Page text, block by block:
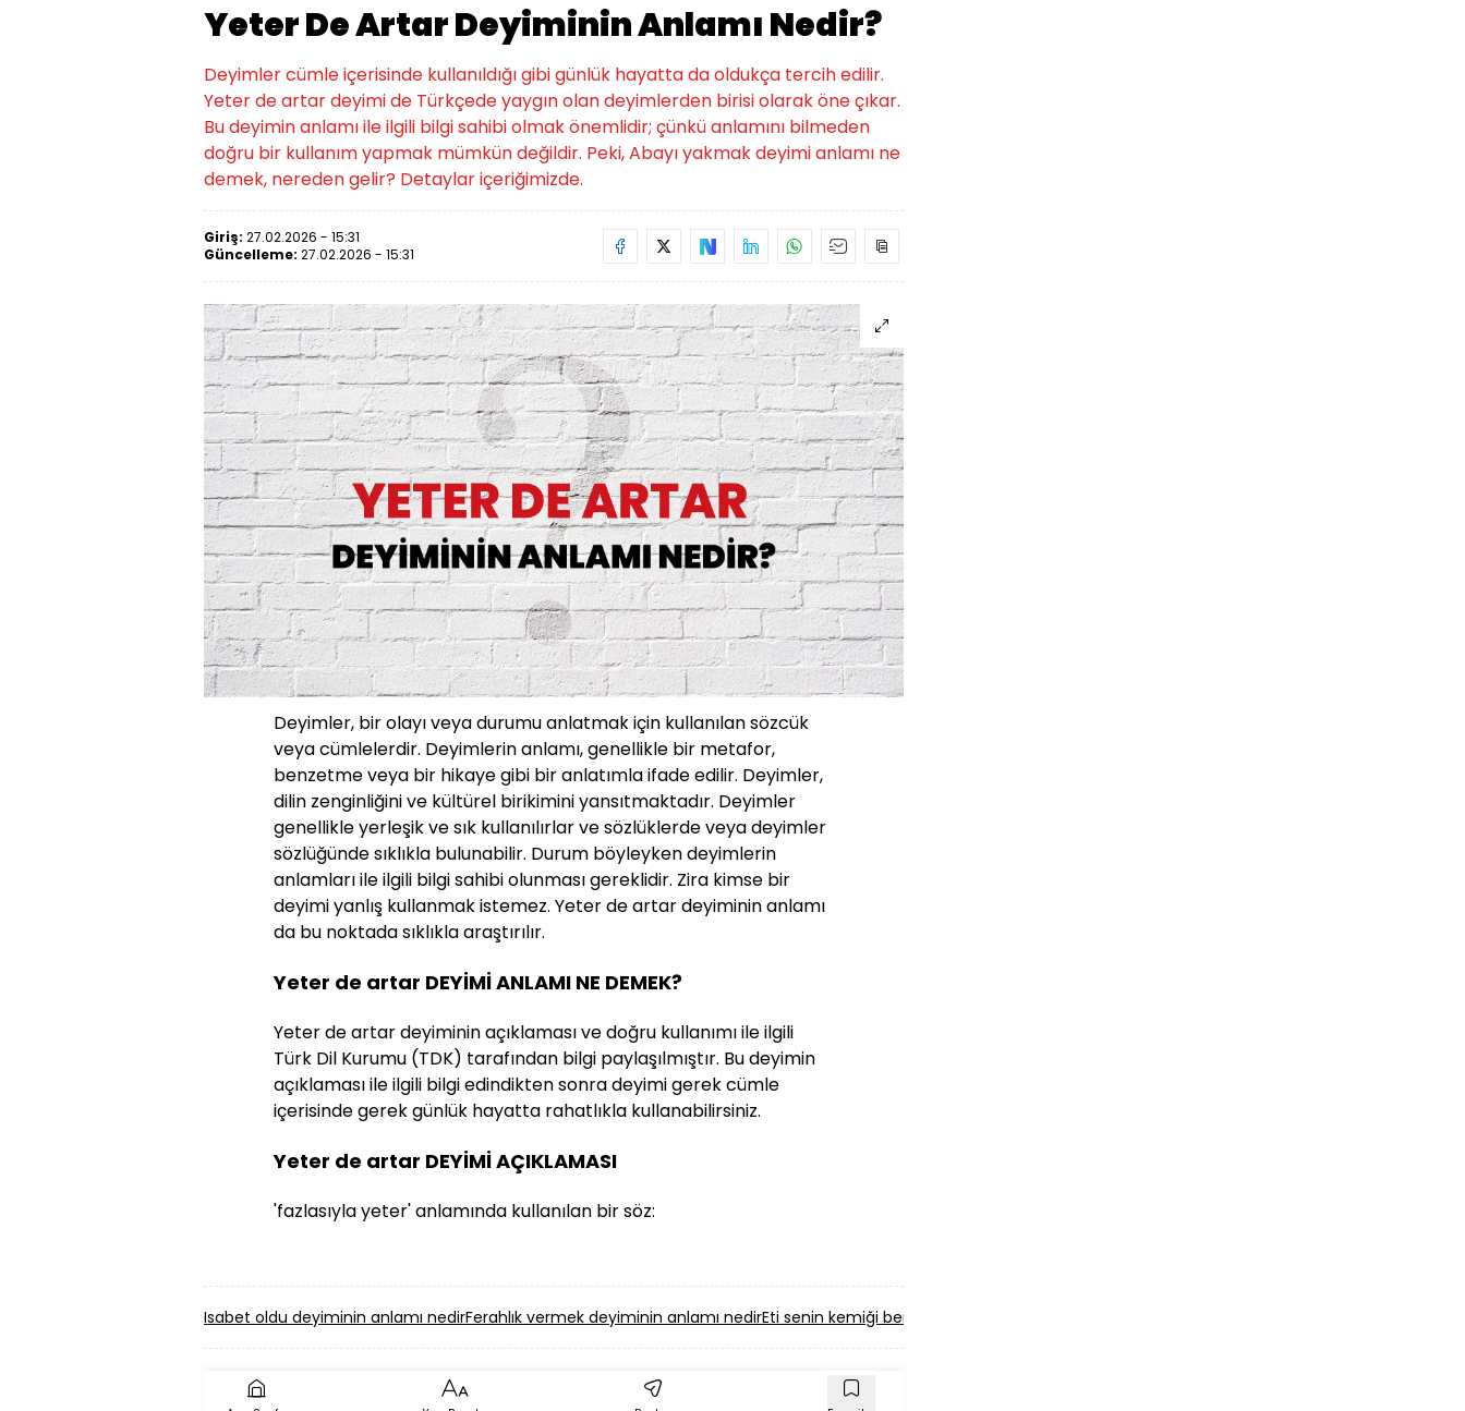
Yeter De Artar Deyiminin Anlamı Nedir?
Deyimler cümle içerisinde kullanıldığı gibi günlük hayatta da oldukça tercih edilir.
Yeter de artar deyimi de Türkçede yaygın olan deyimlerden birisi olarak öne çıkar.
Bu deyimin anlamı ile ilgili bilgi sahibi olmak önemlidir; çünkü anlamını bilmeden
doğru bir kullanım yapmak mümkün değildir. Peki, Abayı yakmak deyimi anlamı ne
demek, nereden gelir? Detaylar içeriğimizde.
Giriş: 27.02.2026 - 15:31
Güncelleme: 27.02.2026 - 15:31
Deyimler, bir olayı veya durumu anlatmak için kullanılan sözcük
veya cümlelerdir. Deyimlerin anlamı, genellikle bir metafor,
benzetme veya bir hikaye gibi bir anlatımla ifade edilir. Deyimler,
dilin zenginliğini ve kültürel birikimini yansıtmaktadır. Deyimler
genellikle yerleşik ve sık kullanılırlar ve sözlüklerde veya deyimler
sözlüğünde sıklıkla bulunabilir. Durum böyleyken deyimlerin
anlamları ile ilgili bilgi sahibi olunması gereklidir. Zira kimse bir
deyimi yanlış kullanmak istemez. Yeter de artar deyiminin anlamı
da bu noktada sıklıkla araştırılır.
Yeter de artar DEYİMİ ANLAMI NE DEMEK?
Yeter de artar deyiminin açıklaması ve doğru kullanımı ile ilgili
Türk Dil Kurumu (TDK) tarafından bilgi paylaşılmıştır. Bu deyimin
açıklaması ile ilgili bilgi edindikten sonra deyimi gerek cümle
içerisinde gerek günlük hayatta rahatlıkla kullanabilirsiniz.
Yeter de artar DEYİMİ AÇIKLAMASI
'fazlasıyla yeter' anlamında kullanılan bir söz:
Isabet oldu deyiminin anlamı nedirFerahlık vermek deyiminin anlamı nedirEti senin kemiği benim deyiminin anlamı nedir